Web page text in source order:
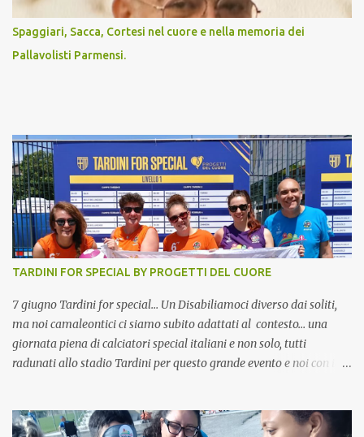
Spaggiari, Sacca, Cortesi nel cuore e nella memoria dei
Pallavolisti Parmensi.
TARDINI FOR SPECIAL BY PROGETTI DEL CUORE
7 giugno Tardini for special… Un Disabiliamoci diverso dai soliti,
ma noi camaleontici ci siamo subito adattati al contesto… una
giornata piena di calciatori special italiani e non solo, tutti
radunati allo stadio Tardini per questo grande evento e noi con il
senza distinzioni di nessun tipo, permette a tutti di provare ad